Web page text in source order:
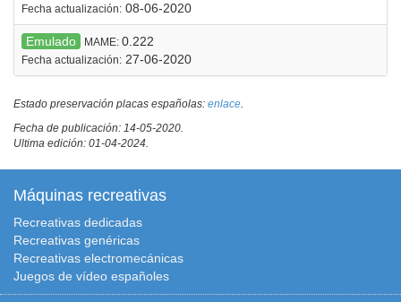
Fecha actualización: 08-06-2020
Emulado MAME: 0.222
Fecha actualización: 27-06-2020
Estado preservación placas españolas: enlace.
Fecha de publicación: 14-05-2020.
Ultima edición: 01-04-2024.
Máquinas recreativas
Recreativas dedicadas
Recreativas genéricas
Recreativas electromecánicas
Juegos de vídeo españoles